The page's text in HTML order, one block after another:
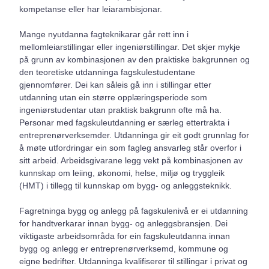
kompetanse eller har leiarambisjonar.
Mange nyutdanna fagteknikarar går rett inn i
mellomleiarstillingar eller ingeniørstillingar. Det skjer mykje
på grunn av kombinasjonen av den praktiske bakgrunnen og
den teoretiske utdanninga fagskulestudentane
gjennomfører. Dei kan såleis gå inn i stillingar etter
utdanning utan ein større opplæringsperiode som
ingeniørstudentar utan praktisk bakgrunn ofte må ha.
Personar med fagskuleutdanning er særleg ettertrakta i
entreprenørverksemder. Utdanninga gir eit godt grunnlag for
å møte utfordringar ein som fagleg ansvarleg står overfor i
sitt arbeid. Arbeidsgivarane legg vekt på kombinasjonen av
kunnskap om leiing, økonomi, helse, miljø og tryggleik
(HMT) i tillegg til kunnskap om bygg- og anleggsteknikk.
Fagretninga bygg og anlegg på fagskulenivå er ei utdanning
for handtverkarar innan bygg- og anleggsbransjen. Dei
viktigaste arbeidsområda for ein fagskuleutdanna innan
bygg og anlegg er entreprenørverksemd, kommune og
eigne bedrifter. Utdanninga kvalifiserer til stillingar i privat og